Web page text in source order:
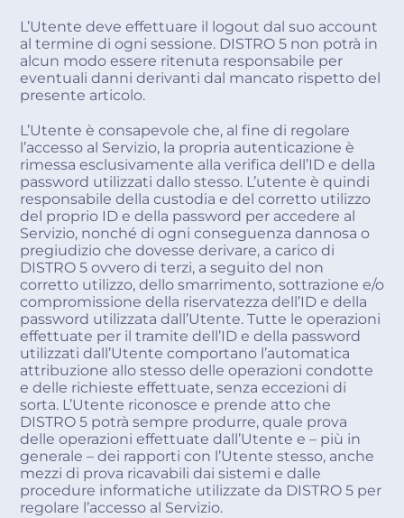
L’Utente deve effettuare il logout dal suo account
al termine di ogni sessione. DISTRO 5 non potrà in
alcun modo essere ritenuta responsabile per
eventuali danni derivanti dal mancato rispetto del
presente articolo.
L’Utente è consapevole che, al fine di regolare
l’accesso al Servizio, la propria autenticazione è
rimessa esclusivamente alla verifica dell’ID e della
password utilizzati dallo stesso. L’utente è quindi
responsabile della custodia e del corretto utilizzo
del proprio ID e della password per accedere al
Servizio, nonché di ogni conseguenza dannosa o
pregiudizio che dovesse derivare, a carico di
DISTRO 5 ovvero di terzi, a seguito del non
corretto utilizzo, dello smarrimento, sottrazione e/o
compromissione della riservatezza dell’ID e della
password utilizzata dall’Utente. Tutte le operazioni
effettuate per il tramite dell’ID e della password
utilizzati dall’Utente comportano l’automatica
attribuzione allo stesso delle operazioni condotte
e delle richieste effettuate, senza eccezioni di
sorta. L’Utente riconosce e prende atto che
DISTRO 5 potrà sempre produrre, quale prova
delle operazioni effettuate dall’Utente e – più in
generale – dei rapporti con l’Utente stesso, anche
mezzi di prova ricavabili dai sistemi e dalle
procedure informatiche utilizzate da DISTRO 5 per
regolare l’accesso al Servizio.